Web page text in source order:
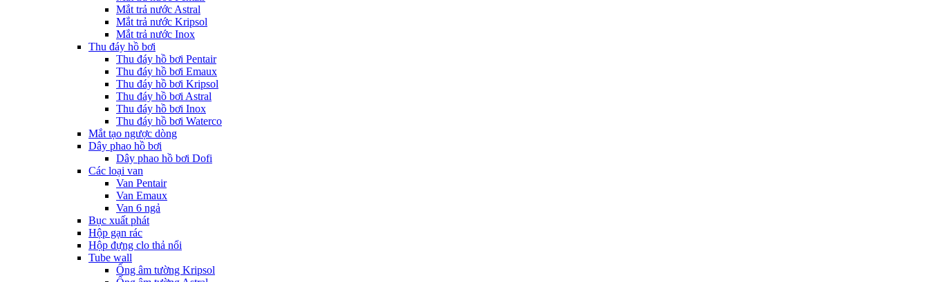
Mắt trả nước Astral
Mắt trả nước Kripsol
Mắt trả nước Inox
Thu đáy hồ bơi
Thu đáy hồ bơi Pentair
Thu đáy hồ bơi Emaux
Thu đáy hồ bơi Kripsol
Thu đáy hồ bơi Astral
Thu đáy hồ bơi Inox
Thu đáy hồ bơi Waterco
Mắt tạo ngược dòng
Dây phao hồ bơi
Dây phao hồ bơi Dofi
Các loại van
Van Pentair
Van Emaux
Van 6 ngả
Bục xuất phát
Hộp gạn rác
Hộp đựng clo thả nổi
Tube wall
Ống âm tường Kripsol